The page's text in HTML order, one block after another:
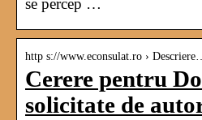
se percep …
http s://www.econsulat.ro › Descriere…
Cerere pentru
solicitate de